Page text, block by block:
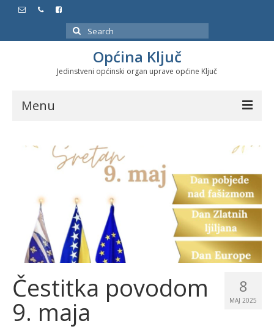
Search
for:
Općina Ključ
Jedinstveni općinski organ uprave općine Ključ
Menu
Službeni glasnici
Značajni datumi i manifestacije
Program energetske efikasnosti u stambenom
sektoru
8
MAJ 2025
Čestitka povodom
9. maja